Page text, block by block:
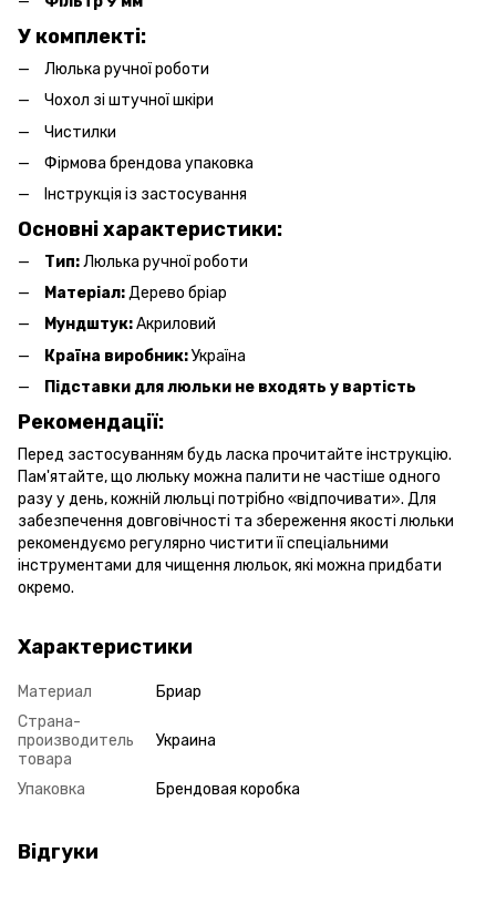
У комплекті:
Люлька ручної роботи
Чохол зі штучної шкіри
Чистилки
Фірмова брендова упаковка
Інструкція із застосування
Основні характеристики:
Тип:Люлька ручної роботи
Матеріал:Дерево бріар
Мундштук:Акриловий
Країна виробник:Україна
Підставки для люльки не входять у вартість
Рекомендації:
Перед застосуванням будь ласка прочитайте інструкцію.
Пам'ятайте, що люльку можна палити не частіше одного
разу у день, кожній люльці потрібно «відпочивати». Для
забезпечення довговічності та збереження якості люльки
рекомендуємо регулярно чистити її спеціальними
інструментами для чищення люльок, які можна придбати
окремо.
Характеристики
Материал
Бриар
Страна-
производитель
товара
Украина
Упаковка Брендовая коробка
Відгуки